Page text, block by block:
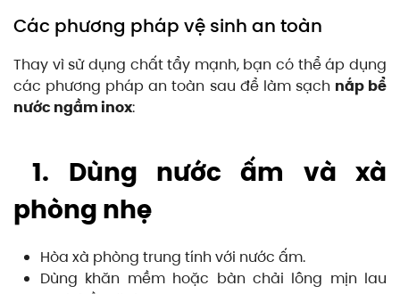
Các phương pháp vệ sinh an toàn
Thay vì sử dụng chất tẩy mạnh, bạn có thể áp dụng
các phương pháp an toàn sau để làm sạch nắp bể
nước ngầm inox:
1. Dùng nước ấm và xà
phòng nhẹ
Hòa xà phòng trung tính với nước ấm.
Dùng khăn mềm hoặc bàn chải lông mịn lau